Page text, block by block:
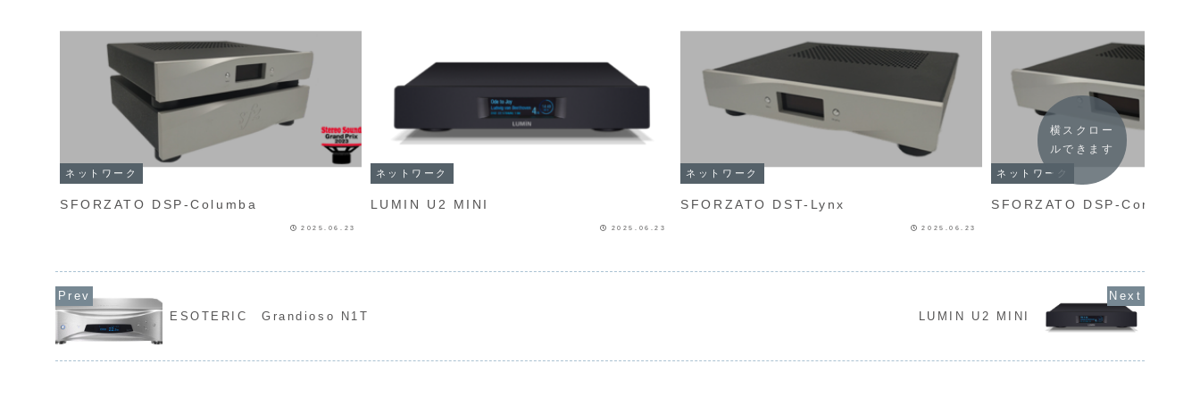
ネットワーク
SFORZATO DSP-Columba
2025.06.23
ネットワーク
LUMIN U2 MINI
2025.06.23
ネットワーク
SFORZATO DST-Lynx
2025.06.23
ネットワーク
SFORZATO DSP-Corvus
横スクロー
ルできます
ESOTERIC Grandioso N1T LUMIN U2 MINI